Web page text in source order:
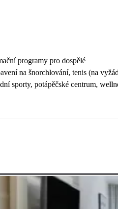
programy pro dospělé
na šnorchlování, tenis (na
sporty, potápěčské centrum,